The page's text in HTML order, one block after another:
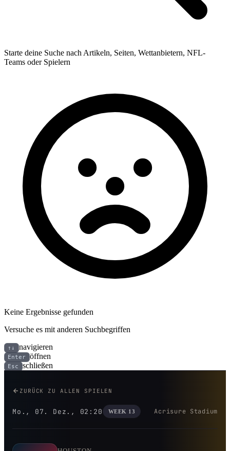
Starte deine Suche nach Artikeln, Seiten, Wettanbietern, NFL-
Teams oder Spielern
Keine Ergebnisse gefunden
Versuche es mit anderen Suchbegriffen
↑↓ navigieren
Enter öffnen
Esc schließen
ZURÜCK ZU ALLEN SPIELEN
Mo., 07. Dez., 02:20 WEEK 13 Acrisure Stadium